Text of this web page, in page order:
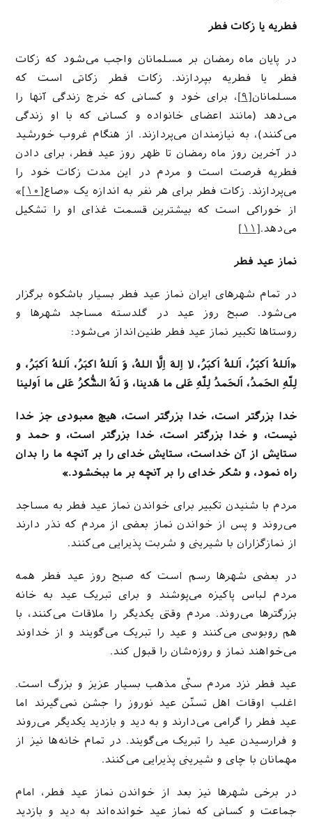
فطریه یا زکات فطر
در پایان ماه رمضان بر مسلمانان واجب می‌شود که زکات
فطر یا فطریه بپردازند. زکات فطر زکاتی است که
مسلمانان[۹]
، برای خود و کسانی که خرج زندگی آنها را
می‌دهد (مانند اعضای خانواده و کسانی که با او زندگی
می‌کنند)، به نیازمندان می‌پردازند. از هنگام غروب خورشید
در آخرین روز ماه رمضان تا ظهر روز عید فطر، برای دادن
فطریه فرصت است و مردم در این مدت زکات خود را
می‌پردازند. زکات فطر برای هر نفر به اندازه یک «صاع[۱۰]
»
از خوراکی است که بیشترین قسمت غذای او را تشکیل
می‌دهد.[۱۱]
نماز عید فطر
در تمام شهرهای ایران نماز عید فطر بسیار باشکوه برگزار
می‌شود. صبح روز عید در گلدسته مساجد شهرها و
روستاها تکبیر نماز عید فطر طنین‌انداز می‌شود:
«اَللهُ اَکبَرُ، اَللهُ اَکبَرُ، لا اِلهَ اِلَّا اللهُ، وَ اَللهُ اکبَرُ، اَللهُ اَکبَرُ، و
لِلّهِ الحَمدُ، اَلحَمدُ لِلّهِ عَلی ما هَدینا، وَ لَهُ الشُّکرُ عَلی ما اَولینا
خدا بزرگتر است، خدا بزرگتر است، هیچ معبودی جز خدا
نیست، و خدا بزرگتر است، خدا بزرگتر است، و حمد و
ستایش از آن خداست، ستایش خدای را بر آنچه ما را بدان
راه نمود، و شکر خدای را بر آنچه بر ما ببخشود.»
مردم با شنیدن تکبیر برای خواندن نماز عید فطر به مساجد
می‌روند و پس از خواندن نماز بعضی از مردم که نذر دارند
از نمازگزاران با شیرینی و شربت پذیرایی می‌کنند.
در بعضی شهرها رسم است که صبح روز عید فطر همه
مردم لباس پاکیزه می‌پوشند و برای تبریک عید به خانه
بزرگترها می‌روند. مردم وقتی یکدیگر را ملاقات می‌کنند، با
هم روبوسی می‌کنند و عید را تبریک می‌گویند و از خداوند
می‌خواهند نماز و روزه‌شان را قبول کند.
عید فطر نزد مردم سنّی مذهب بسیار عزیز و بزرگ است.
اغلب اوقات اهل تسنّن عید نوروز را جشن نمی‌گیرند اما
عید فطر را گرامی می‌دارند و به دید و بازدید یکدیگر می‌روند
و فرارسیدن عید را تبریک می‌گویند. در تمام خانه‌ها نیز از
مهمانان با چای و شیرینی پذیرایی می‌کنند.
در برخی شهرها نیز بعد از خواندن نماز عید فطر، امام
جماعت و کسانی که نماز عید خوانده‌اند به دید و بازدید